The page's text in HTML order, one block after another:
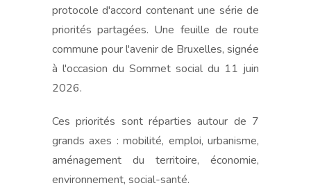
protocole d'accord contenant une série de
priorités partagées. Une feuille de route
commune pour l'avenir de Bruxelles, signée
à l'occasion du Sommet social du 11 juin
2026.
Ces priorités sont réparties autour de 7
grands axes : mobilité, emploi, urbanisme,
aménagement du territoire, économie,
environnement, social-santé.